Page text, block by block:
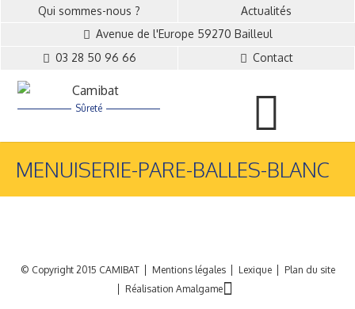
Qui sommes-nous ?
Actualités
Avenue de l'Europe 59270 Bailleul
03 28 50 96 66
Contact
Sûreté
MENUISERIE-PARE-BALLES-BLANC
© Copyright 2015 CAMIBAT Mentions légales Lexique
Plan du site
Réalisation Amalgame